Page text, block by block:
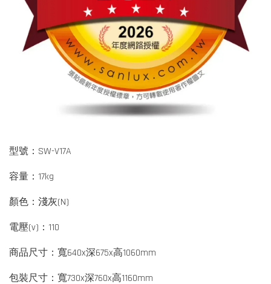
型號：SW-V17A
容量：17kg
顏色：淺灰(N)
電壓(v)：110
商品尺寸：寬640x深675x高1060mm
包裝尺寸：寬730x深760x高1160mm